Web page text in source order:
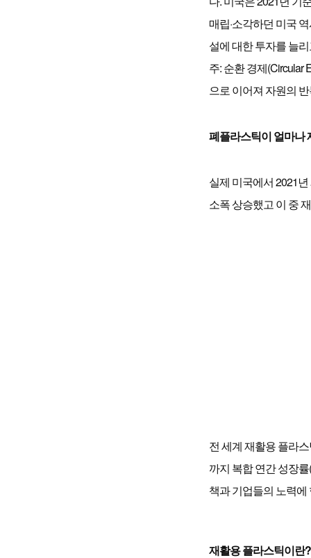
매립·소각하던 미국
설에 대한 투자를 늘
주: 순환 경제
으로 이어져 자원의
폐플라스틱이 얼마나
실제 미국에서 2021
소폭 상승했고 이 중
전 세계 재활용 플라
까지 복합 연간 성장
책과 기업들의 노력
재활용 플라스틱이란?